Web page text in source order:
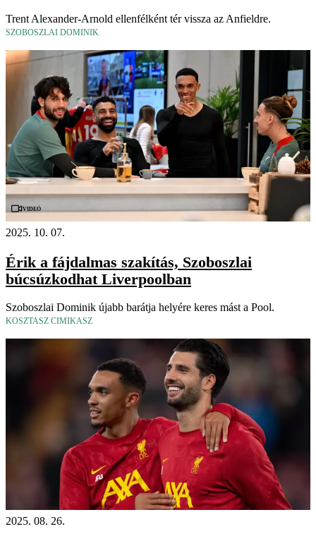
Trent Alexander-Arnold ellenfélként tér vissza az Anfieldre.
SZOBOSZLAI DOMINIK
Videó
2025. 10. 07.
Érik a fájdalmas szakítás, Szoboszlai
búcsúzkodhat Liverpoolban
Szoboszlai Dominik újabb barátja helyére keres mást a Pool.
KOSZTASZ CIMIKASZ
2025. 08. 26.